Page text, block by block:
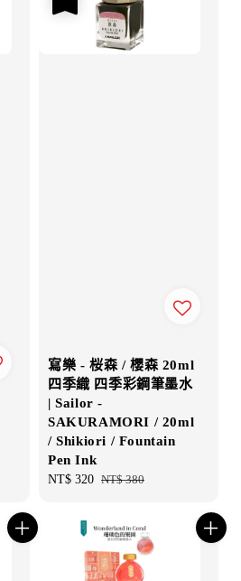
寫樂 - 桜森 / 櫻森 20ml
四季織 四季彩鋼筆墨水
| Sailor -
SAKURAMORI / 20ml
/ Shikiori / Fountain
Pen Ink
Sale
NT$ 320 Regular
NT$ 380